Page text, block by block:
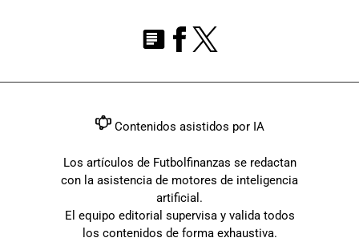
Contenidos asistidos por IA
Los artículos de Futbolfinanzas se redactan
con la asistencia de motores de inteligencia
artificial.
El equipo editorial supervisa y valida todos
los contenidos de forma exhaustiva.